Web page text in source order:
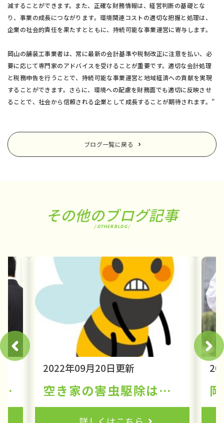
減することができます。また、正確な財務情報は、経営判断の基礎とな
り、事業の成長につながります。環境関連コストの適切な把握と処理は、
企業の社会的責任を果たすとともに、持続可能な事業運営に寄与します。
岡山の舗装工事業者は、常に最新の会計基準や税制改正に注意を払い、必
要に応じて専門家のアドバイスを受けることが重要です。適切な会計処理
と税務申告を行うことで、持続可能な事業運営と地域経済への貢献を実現
することができます。さらに、環境への配慮を財務面でも適切に反映させ
ることで、社会から信頼される企業として成長することが期待されます。”
ブログ一覧に戻る
その他のブログ記事
/ OTHER BLOG /
空き家解体の流れを3ステップで解説！問い合わせから工事完了までの安心ナビ
2022年09月20日更新
空き家の害虫駆除は解体工事を行う前に必ずやったほうがいい理由②